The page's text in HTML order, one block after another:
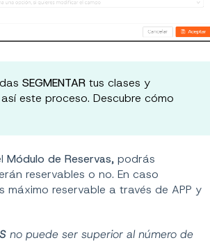
SEGMENTARtus clases y
este proceso. Descubre cómo
Módulo de Reservas, podrás
reservables o no. En caso
reservable a través de APP y
no puede ser superior al número de